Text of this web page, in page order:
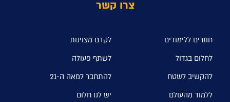
צרו קשר
חוזרים ללימודים
לקדם מצוינות
לחלום בגדול
לשתף פעולה
להקשיב לשטח
להתחבר למאה ה-21
ללמוד מהעולם
יש לנו חלום